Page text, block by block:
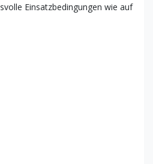
Einsatzbedingungen wie auf